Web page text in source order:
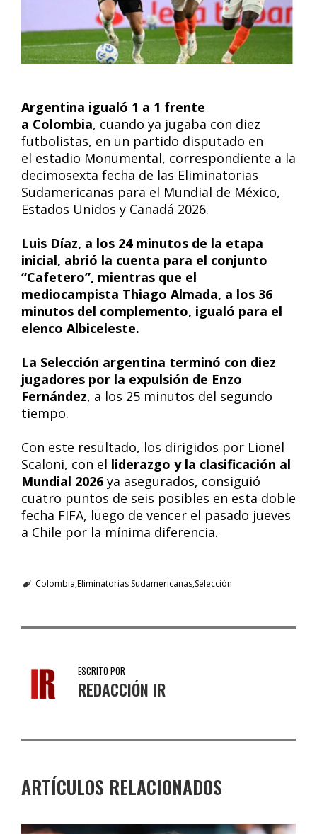
Argentina igualó 1 a 1 frente
a Colombia, cuando ya jugaba con diez
futbolistas, en un partido disputado en
el estadio Monumental, correspondiente a la
decimosexta fecha de las Eliminatorias
Sudamericanas para el Mundial de México,
Estados Unidos y Canadá 2026.
Luis Díaz, a los 24 minutos de la etapa
inicial, abrió la cuenta para el conjunto
“Cafetero”, mientras que el
mediocampista Thiago Almada, a los 36
minutos del complemento, igualó para el
elenco Albiceleste.
La Selección argentina terminó con diez
jugadores por la expulsión de Enzo
Fernández, a los 25 minutos del segundo
tiempo.
Con este resultado, los dirigidos por Lionel
Scaloni, con el liderazgo y la clasificación al
Mundial 2026 ya asegurados, consiguió
cuatro puntos de seis posibles en esta doble
fecha FIFA, luego de vencer el pasado jueves
a Chile por la mínima diferencia.
Colombia Eliminatorias SudamericanasSelección
ESCRITO POR
REDACCIÓN IR
ARTÍCULOS RELACIONADOS